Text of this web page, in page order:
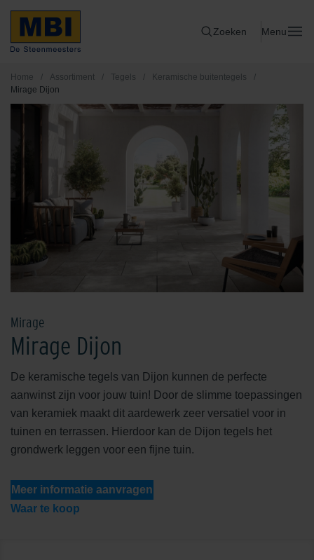
Zoeken Menu
Home / Assortiment / Tegels / Keramische buitentegels
/
Mirage Dijon
Mirage
Mirage Dijon
De keramische tegels van Dijon kunnen de perfecte
aanwinst zijn voor jouw tuin! Door de slimme toepassingen
van keramiek maakt dit aardewerk zeer versatiel voor in
tuinen en terrassen. Hierdoor kan de Dijon tegels het
grondwerk leggen voor een fijne tuin.
Meer informatie aanvragen
Waar te koop